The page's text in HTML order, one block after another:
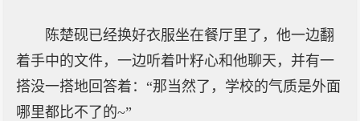
陈楚砚已经换好衣服坐在餐厅里了，他一边翻
着手中的文件，一边听着叶籽心和他聊天，并有一
搭没一搭地回答着：“那当然了，学校的气质是外面
哪里都比不了的~”